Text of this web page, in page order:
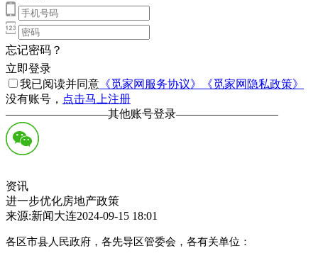
忘记密码？
立即登录
我已阅读并同意 《觅家网服务协议》
《觅家网隐私政策》
没有账号， 点击马上注册
—————————其他账号登录—————————
资讯
进一步优化房地产政策
来源:新闻大连2024-09-15 18:01
各区市县人民政府，各先导区管委会，各有关单位：